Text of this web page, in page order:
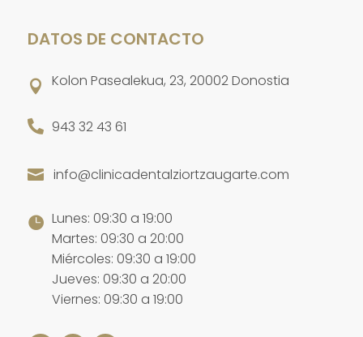
DATOS DE CONTACTO
 Kolon Pasealekua, 23, 20002 Donostia
 943 32 43 61
 info@clinicadentalziortzaugarte.com
 Lunes: 09:30 a 19:00
Martes: 09:30 a 20:00
Miércoles: 09:30 a 19:00
Jueves: 09:30 a 20:00
Viernes: 09:30 a 19:00